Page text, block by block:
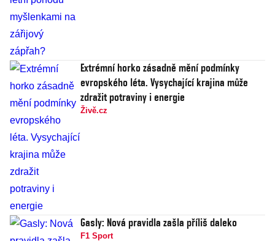
Extrémní horko zásadně mění podmínky
evropského léta. Vysychající krajina může
zdražit potraviny i energie
Živě.cz
Gasly: Nová pravidla zašla příliš daleko
F1 Sport